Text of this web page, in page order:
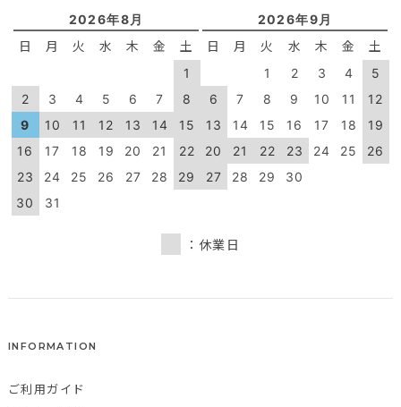
2026年8月
日 月 火 水 木 金 土
1
2
3 4 5 6 7
8
9
10 11 12 13 14
15
16
17 18 19 20 21
22
23
24 25 26 27 28
29
30
31
2026年9月
日 月 火 水 木 金 土
1 2 3 4
5
6
7 8 9 10 11
12
13
14 15 16 17 18
19
20
21 22 23 24 25
26
27
28 29 30
：休業日
INFORMATION
ご利用ガイド